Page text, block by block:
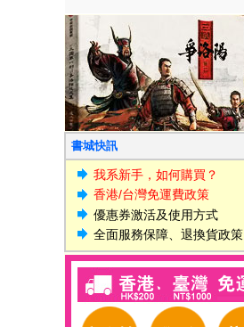
書城快訊
我系新手，如何購買？
香港/台灣免運費政策
優惠券激活及使用方式
全面服務保障、退換貨政策